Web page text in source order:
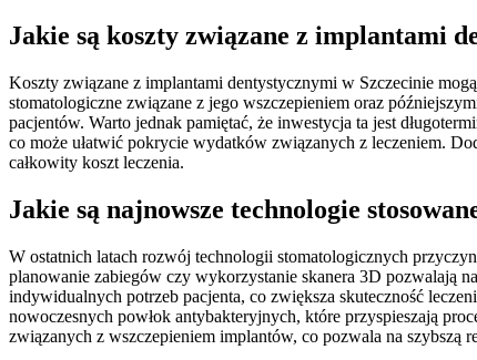
Jakie są koszty związane z implantami
Koszty związane z implantami dentystycznymi w Szczecinie
stomatologiczne związane z jego wszczepieniem oraz
pacjentów. Warto jednak pamiętać, że inwestycja ta jest
co może ułatwić pokrycie wydatków związanych z leczeniem.
całkowity koszt leczenia.
Jakie są najnowsze technologie
W ostatnich latach rozwój technologii stomatologicznych
planowanie zabiegów czy wykorzystanie skanera 3D pozwalają
indywidualnych potrzeb pacjenta, co zwiększa skuteczność
nowoczesnych powłok antybakteryjnych, które przyspieszają
związanych z wszczepieniem implantów, co pozwala na szybszą